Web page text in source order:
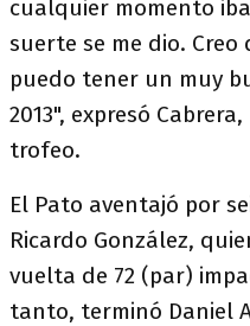
cualquier momento
suerte se me dio. Creo
puedo tener un muy
2013", expresó
trofeo.
El Pato aventajó por
Ricardo González,
vuelta de 72 (par)
tanto, terminó Daniel